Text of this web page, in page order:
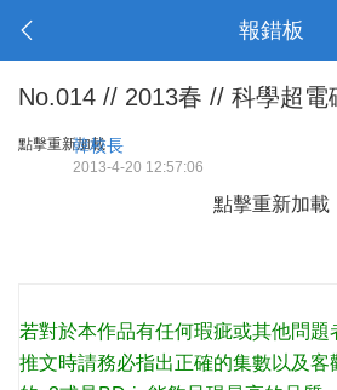
報錯板
No.014 // 2013春 // 科學超電
點擊重新加載
韓校長
2013-4-20 12:57:06
點擊重新加載
若對於本作品有任何瑕疵或其他問題
推文時請務必指出正確的集數以及客